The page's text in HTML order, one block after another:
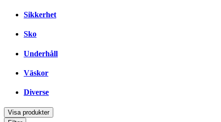
Sikkerhet
Sko
Underhåll
Väskor
Diverse
Visa produkter